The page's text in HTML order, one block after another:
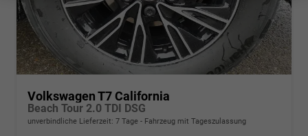
Volkswagen T7 California
Beach Tour 2.0 TDI DSG
unverbindliche Lieferzeit: 7 Tage Fahrzeug mit Tageszulassung